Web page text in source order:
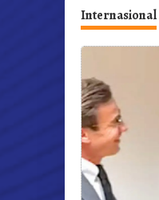
Internasional